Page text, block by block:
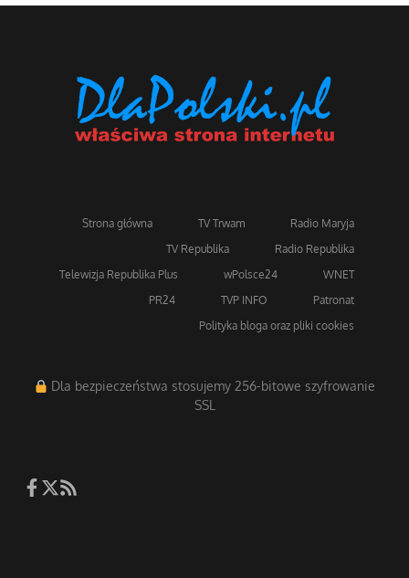
Strona główna TV Trwam
Radio Maryja
TV Republika
Radio Republika
Telewizja Republika Plus
wPolsce24
WNET
PR24
TVP INFO
Patronat
Polityka bloga oraz pliki cookies
Dla bezpieczeństwa stosujemy 256-bitowe szyfrowanie
SSL